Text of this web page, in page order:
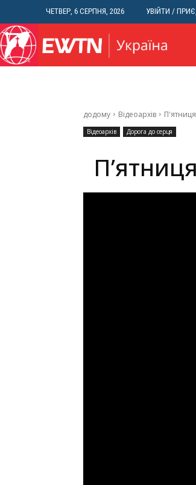
ЧЕТВЕР, 6 СЕРПНЯ, 2026 УВІЙТИ /
додому Відеоархів
Відеоархів Дорога до серця